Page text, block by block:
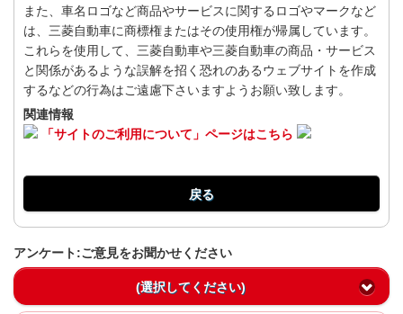
また、車名ロゴなど商品やサービスに関するロゴやマークなど
は、三菱自動車に商標権またはその使用権が帰属しています。
これらを使用して、三菱自動車や三菱自動車の商品・サービス
と関係があるような誤解を招く恐れのあるウェブサイトを作成
するなどの行為はご遠慮下さいますようお願い致します。
関連情報
「サイトのご利用について」ページはこちら
戻る
アンケート:ご意見をお聞かせください
(選択してください)